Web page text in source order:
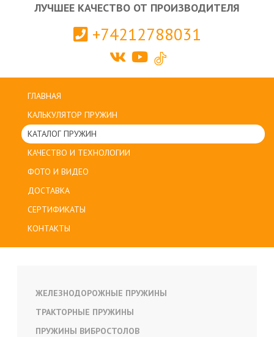
ЛУЧШЕЕ КАЧЕСТВО ОТ ПРОИЗВОДИТЕЛЯ
+74212788031
ГЛАВНАЯ
КАЛЬКУЛЯТОР ПРУЖИН
КАТАЛОГ ПРУЖИН
КАЧЕСТВО И ТЕХНОЛОГИИ
ФОТО И ВИДЕО
ДОСТАВКА
СЕРТИФИКАТЫ
КОНТАКТЫ
ЖЕЛЕЗНОДОРОЖНЫЕ ПРУЖИНЫ
ТРАКТОРНЫЕ ПРУЖИНЫ
ПРУЖИНЫ ВИБРОСТОЛОВ